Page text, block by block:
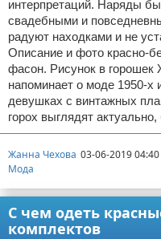
интерпретаций. Наряды
свадебными и
радуют находками и не
Описание и фото красно-
фасон. Рисунок в горошек
напоминает о моде 1950-х
девушках с винтажных
горох выглядят
Жанна Чехова 03-06-2019 04:40
Мода
С чем одеть
комплектов